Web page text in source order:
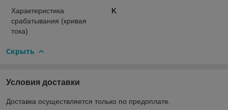
Характеристика
срабатывания (кривая
тока)
K
Скрыть
Условия доставки
Доставка осуществляется только по предоплате.